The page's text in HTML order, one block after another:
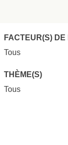
FACTEUR(S) DE
Tous
THÈME(S)
Tous